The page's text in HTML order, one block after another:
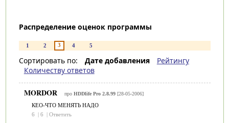
Распределение оценок программы
1 2 3 4 5
Сортировать по: Дате добавления
Рейтингу
Количеству ответов
MORDOR про HDDlife Pro 2.8.99[28-05-2006]
КЕО-ЧТО МЕНЯТЬ НАДО
6
| 6 | Ответить